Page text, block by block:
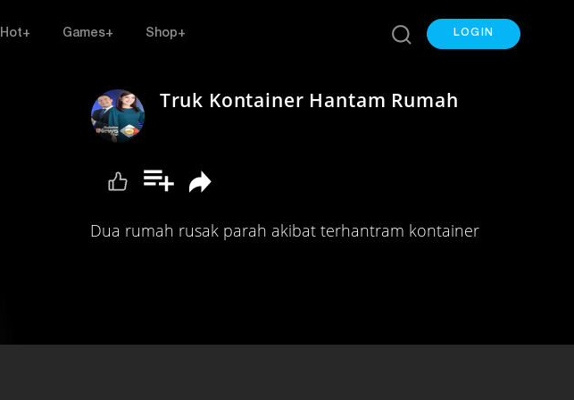
Hot+ Games+ Shop+ LOGIN
Truk Kontainer Hantam Rumah
Dua rumah rusak parah akibat terhantram kontainer